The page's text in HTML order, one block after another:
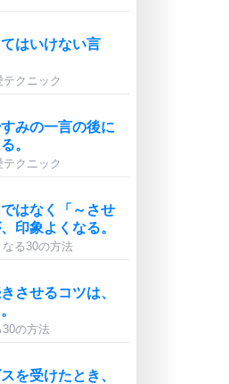
はいけない言
クニック
みの一言の後に
。
クニック
はなく「～させ
印象よくなる。
る30の方法
させるコツは、
の方法
を受けたとき、